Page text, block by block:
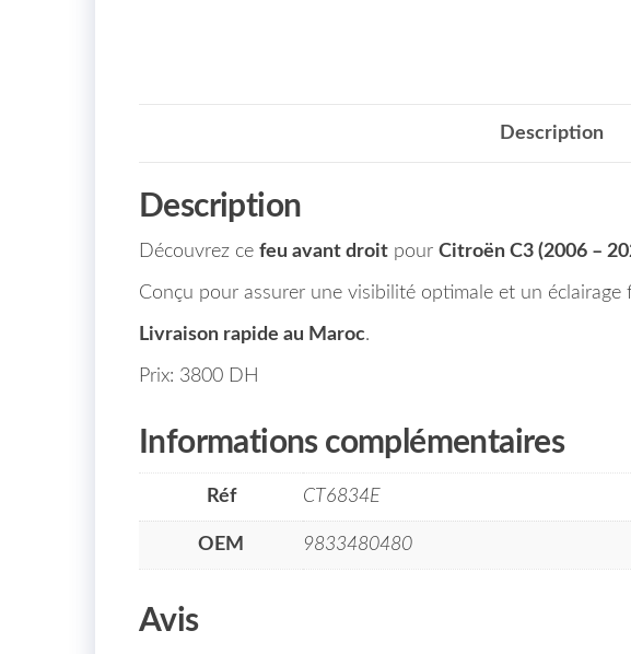
Description
Description
Découvrez ce feu avant droit pour Citroën C3 (2006 –
Conçu pour assurer une visibilité optimale et un éclairage
Livraison rapide au Maroc.
Prix: 3800 DH
Informations complémentaires
Réf CT6834E
OEM 9833480480
Avis